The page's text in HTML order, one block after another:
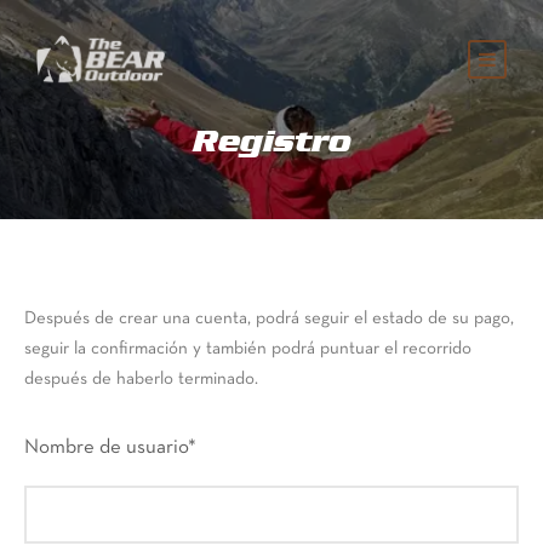
Registro
Después de crear una cuenta, podrá seguir el estado de su pago,
seguir la confirmación y también podrá puntuar el recorrido
después de haberlo terminado.
Nombre de usuario*